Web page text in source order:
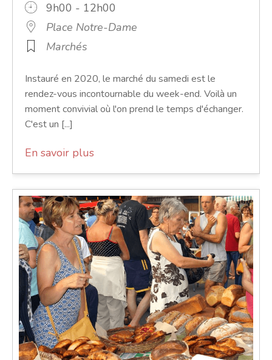
9h00 - 12h00
Place Notre-Dame
Marchés
Instauré en 2020, le marché du samedi est le
rendez-vous incontournable du week-end. Voilà un
moment convivial où l'on prend le temps d'échanger.
C'est un [...]
En savoir plus